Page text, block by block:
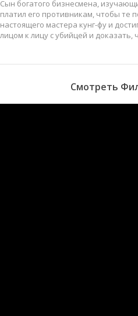
Сын богатого бизнесмена,
платил его противникам, чтобы те
настоящего мастера кунг-фу и
лицом к лицу с убийцей и доказать,
Смотреть